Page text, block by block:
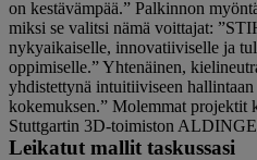
on kestävämpää.” Palkinnon
miksi se valitsi nämä voittajat:
nykyaikaiselle, innovatiiviselle ja
oppimiselle.” Yhtenäinen,
yhdistettynä intuitiiviseen
kokemuksen.” Molemmat projektit
Stuttgartin 3D-toimiston
Leikatut mallit taskussasi